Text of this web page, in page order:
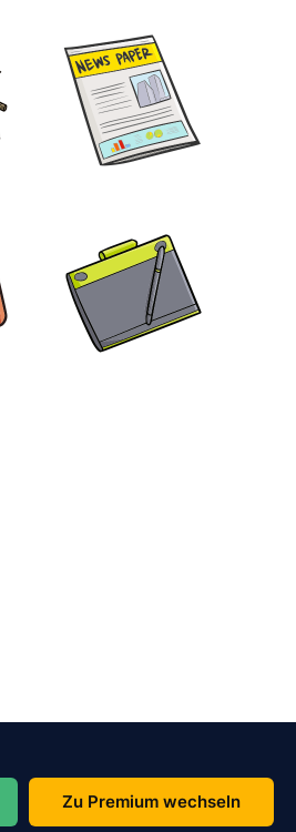
Zu Premium wechseln